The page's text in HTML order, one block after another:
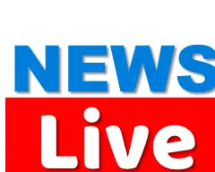
content